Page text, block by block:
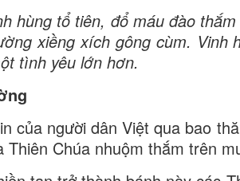
hùng tổ tiên, đổ máu đào
xiềng xích gông cùm.
tình yêu lớn hơn.
của người dân Việt qua bao
Chúa nhuộm thắm trên